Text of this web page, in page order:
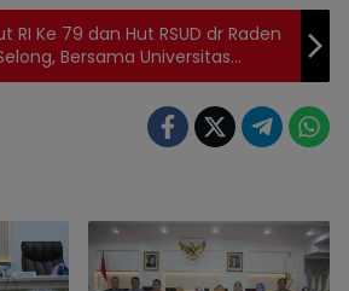
RI Ke 79 dan Hut RSUD dr Raden
Bersama Universitas
15 Pasien Bibir Sumbing